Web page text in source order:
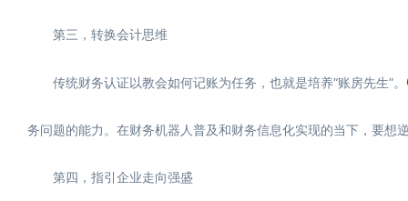
第三，转换会计思维
传统财务认证以教会如何记账为任务，也就是培养“账房先生”。
务问题的能力。在财务机器人普及和财务信息化实现的当下，要想
第四，指引企业走向强盛